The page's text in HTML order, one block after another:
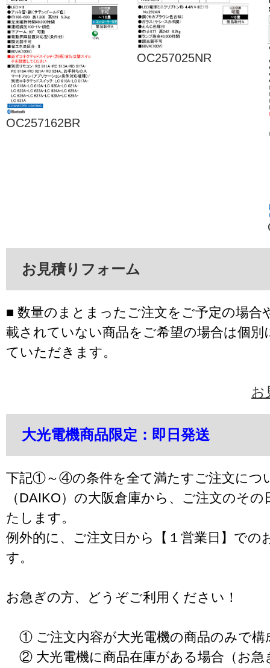
OC257162BR
OC257025NR
お見積りフォーム
■ 数量のまとまったご注文をご予定の場合
載されていない商品をご希望の場合は個別
ていただきます。
お
大光電機商品限定：即日発送
下記①～④の条件を全て満たすご注文につ
（DAIKO）の大阪倉庫から、ご注文のそ
たします。
例外的に、ご注文日から【１営業日】での
す。
お急ぎの方、どうぞご利用ください！
① ご注文内容が大光電機の商品のみで構
② 大光電機に商品在庫がある場合（お急